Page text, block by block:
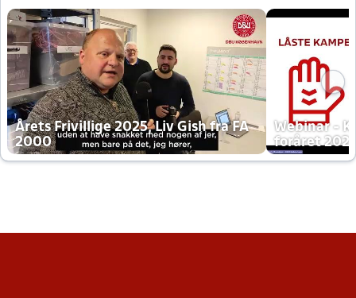
Årets Frivillige 2025, Liv Gish fra FA
2000
Webinar -
foråret